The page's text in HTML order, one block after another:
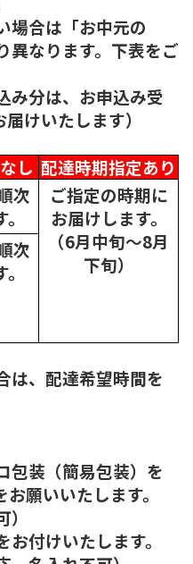
場合は「お中元の
異なります。下表をご
み分は、お申込み受
けいたします）
し 配達時期指定あり
次
ご指定の時期に
お届けします。
（6月中旬～8月
下旬）
次
、配達希望時間を
装（簡易包装）を
願いいたします。
付けいたします。